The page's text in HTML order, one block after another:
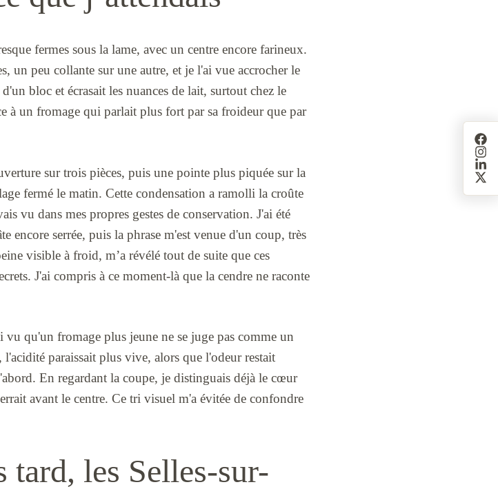
fermes sous la lame, avec un centre encore farineux.
un peu collante sur une autre, et je l'ai vue accrocher le
bloc et écrasait les nuances de lait, surtout chez le
à un fromage qui parlait plus fort par sa froideur que par
sur trois pièces, puis une pointe plus piquée sur la
fermé le matin. Cette condensation a ramolli la croûte
vu dans mes propres gestes de conservation. J'ai été
encore serrée, puis la phrase m'est venue d'un coup, très
visible à froid, m’a révélé tout de suite que ces
J'ai compris à ce moment-là que la cendre ne raconte
vu qu'un fromage plus jeune ne se juge pas comme un
paraissait plus vive, alors que l'odeur restait
En regardant la coupe, je distinguais déjà le cœur
avant le centre. Ce tri visuel m'a évitée de confondre
les Selles-sur-